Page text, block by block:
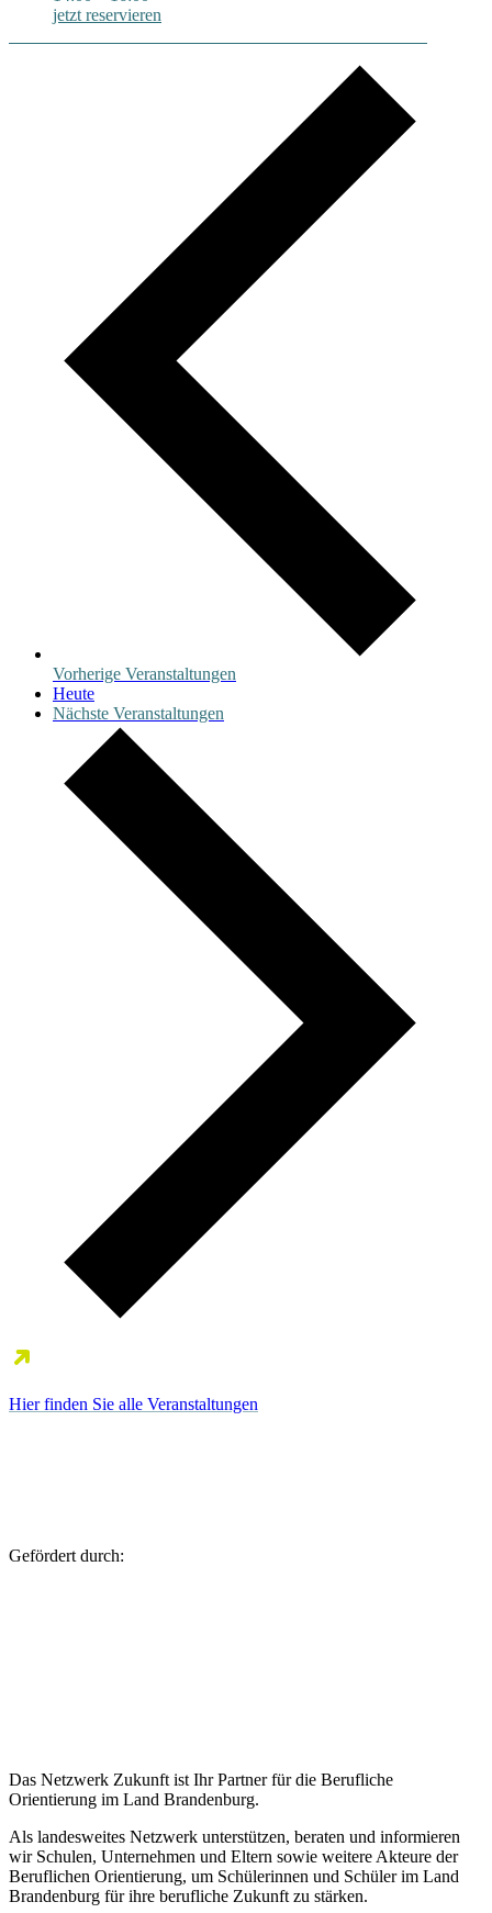
jetzt reservieren
Vorherige Veranstaltungen
Heute
Nächste Veranstaltungen
Hier finden Sie alle Veranstaltungen
Gefördert durch:
Das Netzwerk Zukunft ist Ihr Partner für die Berufliche
Orientierung im Land Brandenburg.
Als landesweites Netzwerk unterstützen, beraten und informieren
wir Schulen, Unternehmen und Eltern sowie weitere Akteure der
Beruflichen Orientierung, um Schülerinnen und Schüler im Land
Brandenburg für ihre berufliche Zukunft zu stärken.